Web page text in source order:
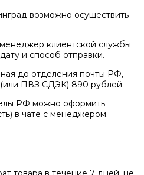
возможно осуществить
клиентской службы
и способ отправки.
до отделения почты РФ,
(или ПВЗ СДЭК) 890 рублей.
РФ можно оформить
в чате с менеджером.